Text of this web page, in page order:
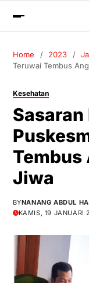
Home 2023
Teruwai Tembus
Kesehatan
Sasaran
Jiwa
BYNANANG ABDUL
KAMIS, 19 JANUARI